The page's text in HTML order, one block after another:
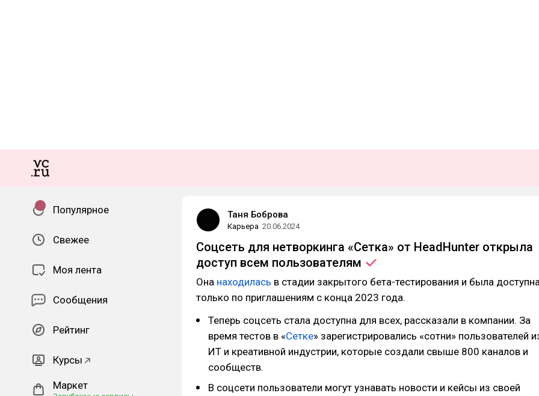
Популярное
Свежее
Моя лента
Сообщения
Рейтинг
Курсы
Маркет
Таня Боброва
Карьера 20.06.2024
Соцсеть для нетворкинга «Сетка» от HeadHunter открыла
доступ всем пользователям
Она находилась в стадии закрытого бета-тестирования и была
только по приглашениям с конца 2023 года.
Теперь соцсеть стала доступна для всех, рассказали в компании. За
время тестов в «Сетке» зарегистрировались «сотни» пользователей
ИТ и креативной индустрии, которые создали свыше 800 каналов и
сообществ.
В соцсети пользователи могут узнавать новости и кейсы из своей